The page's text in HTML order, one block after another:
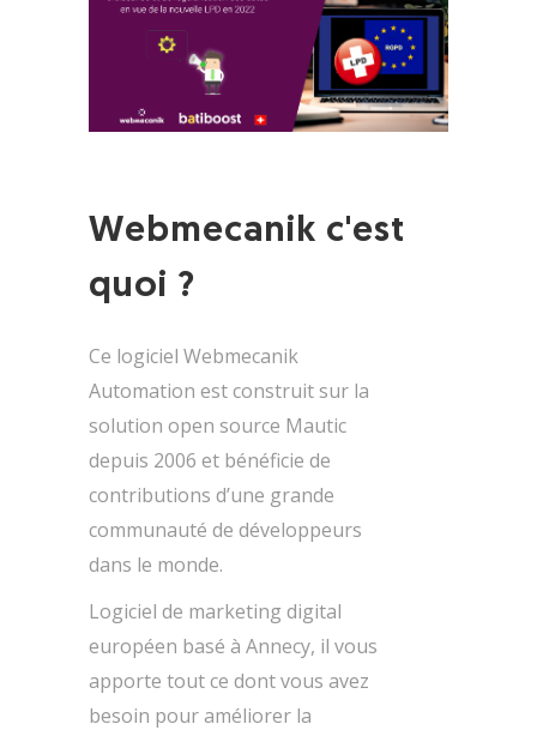
Webmecanik c'est
quoi ?
Ce logiciel Webmecanik
Automation est construit sur la
solution open source Mautic
depuis 2006 et bénéficie de
contributions d’une grande
communauté de développeurs
dans le monde.
Logiciel de marketing digital
européen basé à Annecy, il vous
apporte tout ce dont vous avez
besoin pour améliorer la